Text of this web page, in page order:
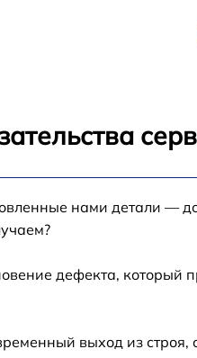
TUF Gamingнами детали —
дефекта, который
выход из строя,